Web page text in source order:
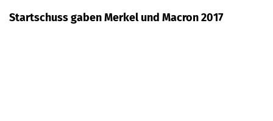
Startschuss gaben Merkel und Macron 2017